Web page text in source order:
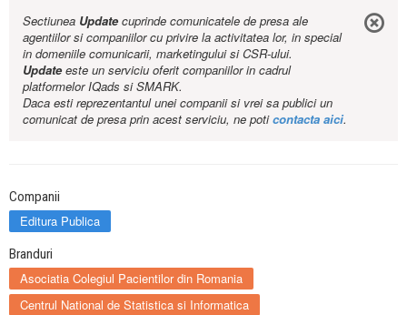
Sectiunea Updatecuprinde comunicatele de presa ale
agentiilor si companiilor cu privire la activitatea lor, in special
in domeniile comunicarii, marketingului si CSR-ului.
Updateeste un serviciu oferit companiilor in cadrul
platformelor IQads si SMARK.
Daca esti reprezentantul unei companii si vrei sa publici un
comunicat de presa prin acest serviciu, ne poticontacta aici.
Companii
Editura Publica
Branduri
Asociatia Colegiul Pacientilor din Romania
Centrul National de Statistica si Informatica